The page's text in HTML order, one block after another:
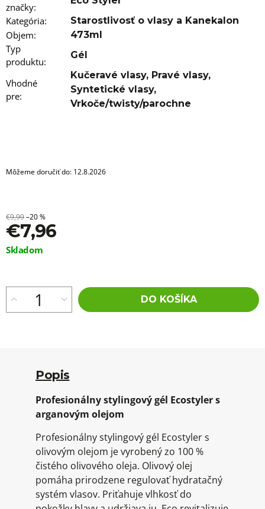
značky:
Kategória: Starostlivosť o vlasy a Kanekalon
Objem: 473ml
Typ
produktu:
Gél
Vhodné
pre:
Kučeravé vlasy, Pravé vlasy,
Syntetické vlasy,
Vrkoče/twisty/parochne
Môžeme doručiť do: 12.8.2026
€9,99–20 %
€7,96
Jednotková
Skladom
DO KOŠÍKA
Popis
Profesionálny stylingový gél Ecostyler s
arganovým olejom
Profesionálny stylingový gél Ecostyler s
olivovým olejom je vyrobený zo 100 %
čistého olivového oleja. Olivový olej
pomáha prirodzene regulovať hydratačný
systém vlasov. Priťahuje vlhkosť do
m
e
100%
JUMBO
BRAID
KANEKALON
XXL
60